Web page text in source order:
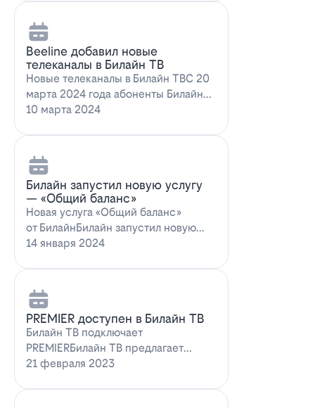
Beeline добавил новые
телеканалы в Билайн ТВ
Новые телеканалы в Билайн ТВС 20
марта 2024 года абоненты Билайн
ТВ получат возможность
10 марта 2024
Билайн запустил новую услугу
— «Общий баланс»
Новая услуга «Общий баланс»
от БилайнБилайн запустил новую
услугу – "Общий баланс"…
14 января 2024
PREMIER доступен в Билайн ТВ
Билайн ТВ подключает
PREMIERБилайн ТВ предлагает
подписку на PREMIER. Всем
21 февраля 2023